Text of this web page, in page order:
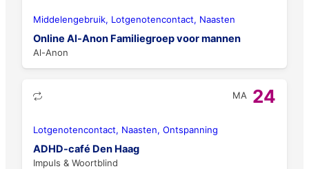
Middelengebruik, Lotgenotencontact, Naasten
Online Al-Anon Familiegroep voor mannen
Al-Anon
MA 24
Lotgenotencontact, Naasten, Ontspanning
ADHD-café Den Haag
Impuls & Woortblind